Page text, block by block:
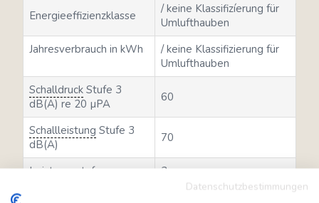
Energieeffizienzklasse
/ keine Klassifizíerung für
Umlufthauben
Jahresverbrauch in kWh
/ keine Klassifizierung für
Umlufthauben
Schalldruck Stufe 3
dB(A) re 20 µPA
60
Schallleistung Stufe 3
dB(A)
70
Leistungsstufen
3
Datenschutzbestimmungen